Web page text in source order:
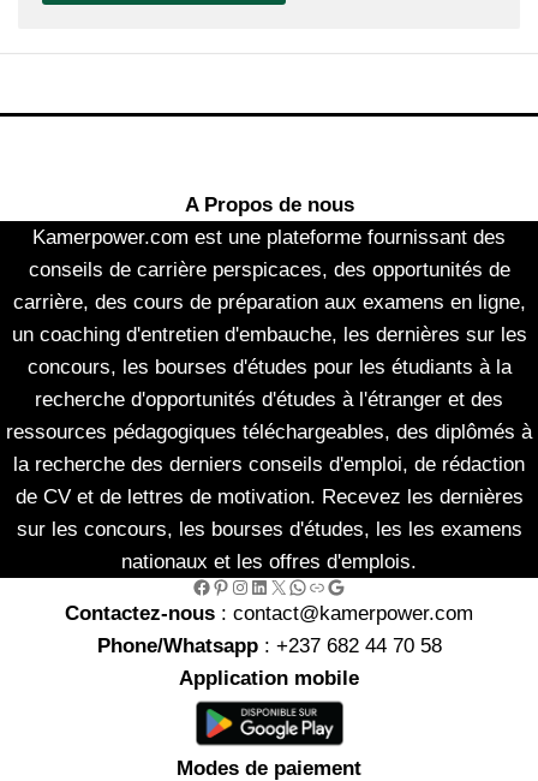
A Propos de nous
Kamerpower.com est une plateforme fournissant des
conseils de carrière perspicaces, des opportunités de
carrière, des cours de préparation aux examens en ligne,
un coaching d'entretien d'embauche, les dernières sur les
concours, les bourses d'études pour les étudiants à la
recherche d'opportunités d'études à l'étranger et des
ressources pédagogiques téléchargeables, des diplômés à
la recherche des derniers conseils d'emploi, de rédaction
de CV et de lettres de motivation. Recevez les dernières
sur les concours, les bourses d'études, les les examens
nationaux et les offres d'emplois.
Facebook Pinterest Instagram LinkedIn X WhatsApp Link Google
Contactez-nous : contact@kamerpower.com
Phone/Whatsapp: +237 682 44 70 58
Application mobile
Modes de paiement